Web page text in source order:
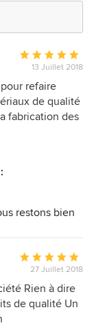
Note
moyenne
:
5
étoiles
13 Juillet 2018
refaire
de qualité
fabrication des
de la pause et
pour ce
restons bien
Note
moyenne
:
5
27 Juillet 2018
Rien à dire
de qualité Un